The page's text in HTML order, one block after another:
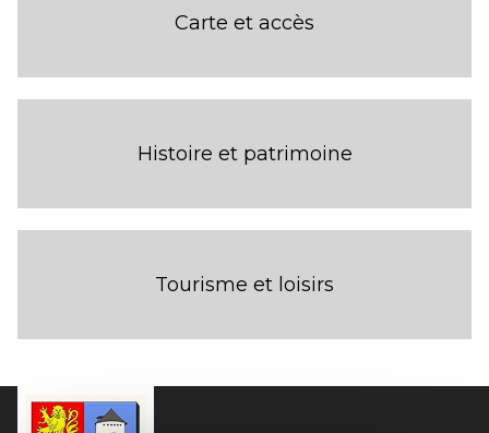
Carte et accès
Histoire et patrimoine
Tourisme et loisirs